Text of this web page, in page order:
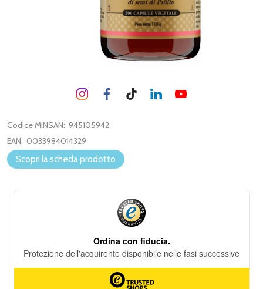
Codice MINSAN: 945105942
EAN: 0033984014329
Scopri la scheda prodotto